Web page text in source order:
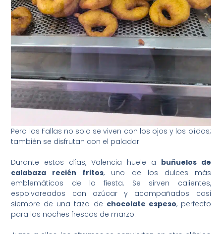
Pero las Fallas no solo se viven con los ojos y los oídos;
también se disfrutan con el paladar.
Durante estos días, Valencia huele a buñuelos de
calabaza recién fritos, uno de los dulces más
emblemáticos de la fiesta. Se sirven calientes,
espolvoreados con azúcar y acompañados casi
siempre de una taza de chocolate espeso, perfecto
para las noches frescas de marzo.